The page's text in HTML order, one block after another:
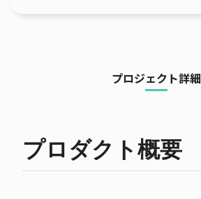
プロジェクト詳細
プロダクト概要